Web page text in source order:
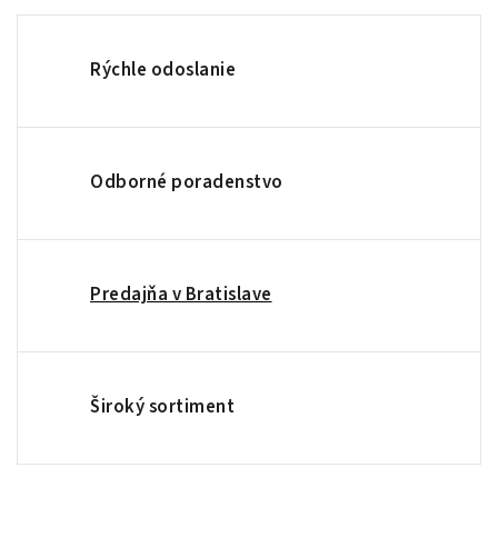
Rýchle odoslanie
Odborné poradenstvo
Predajňa v Bratislave
Široký sortiment